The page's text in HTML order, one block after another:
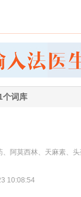
个词库
、阿莫西林、天麻素、头
10:08:54